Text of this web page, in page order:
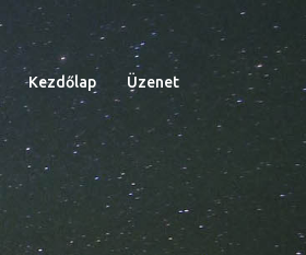
Kezdőlap Üzenet